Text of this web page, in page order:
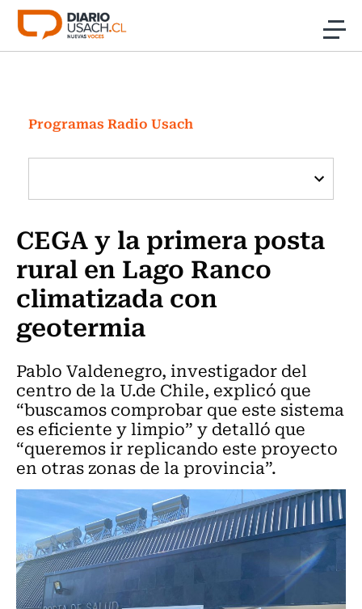
Click acá para ir directamente al contenido
Investigación
Cultura
Programas Radio y TV Usach
Programas Radio Usach
CEGA y la primera posta
rural en Lago Ranco
climatizada con
geotermia
Pablo Valdenegro, investigador del
centro de la U.de Chile, explicó que
“buscamos comprobar que este sistema
es eficiente y limpio” y detalló que
“queremos ir replicando este proyecto
en otras zonas de la provincia”.